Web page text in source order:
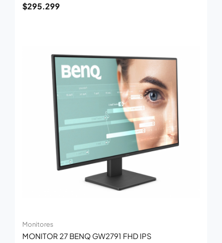
$295.299
Monitores
MONITOR 27 BENQ GW2791 FHD IPS